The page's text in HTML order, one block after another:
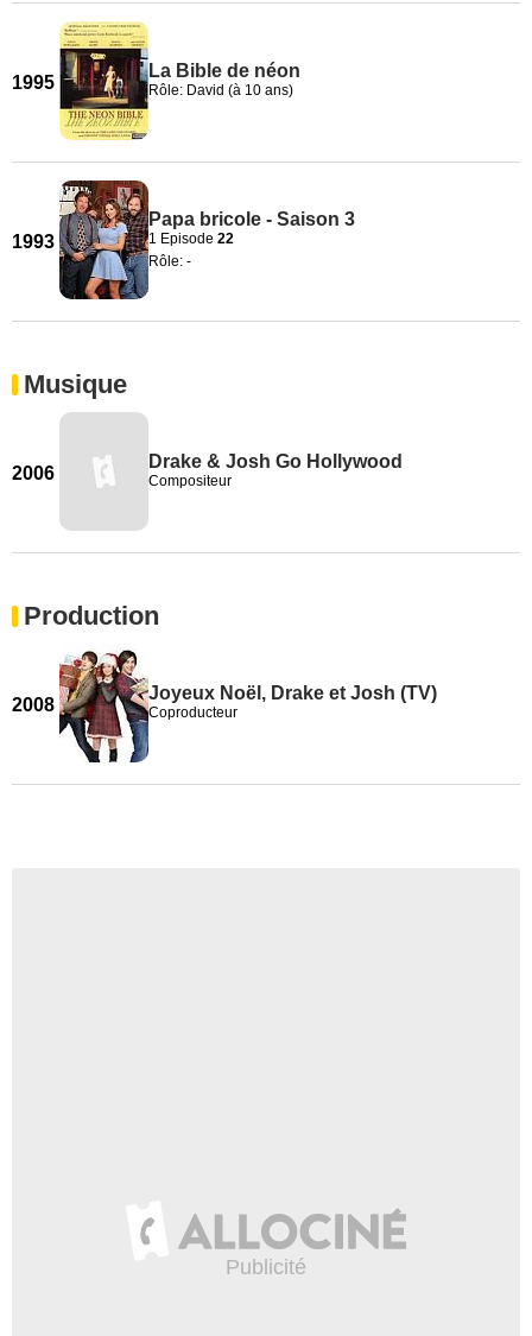
1995
La Bible de néon
Rôle: David (à 10 ans)
1993
Papa bricole - Saison 3
1 Episode 22
Rôle: -
Musique
2006
Drake & Josh Go Hollywood
Compositeur
Production
2008
Joyeux Noël, Drake et Josh (TV)
Coproducteur